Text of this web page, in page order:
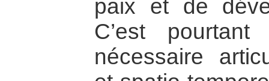
paix et de
C’est
nécessaire